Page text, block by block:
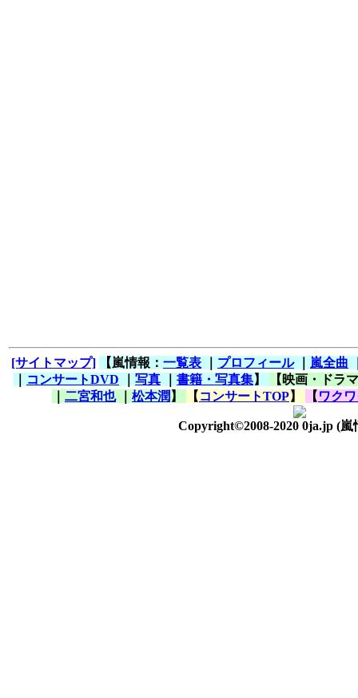
[サイトマップ] 【嵐情報： 一覧表 プロフィール｜ 嵐全曲
コンサートDVD 写真 書籍・写真集】
【映画・ドラ
二宮和也｜ 松本潤 】 【 コンサートTOP】 【 ワク
Copyright©2008-2020 0ja.jp (嵐